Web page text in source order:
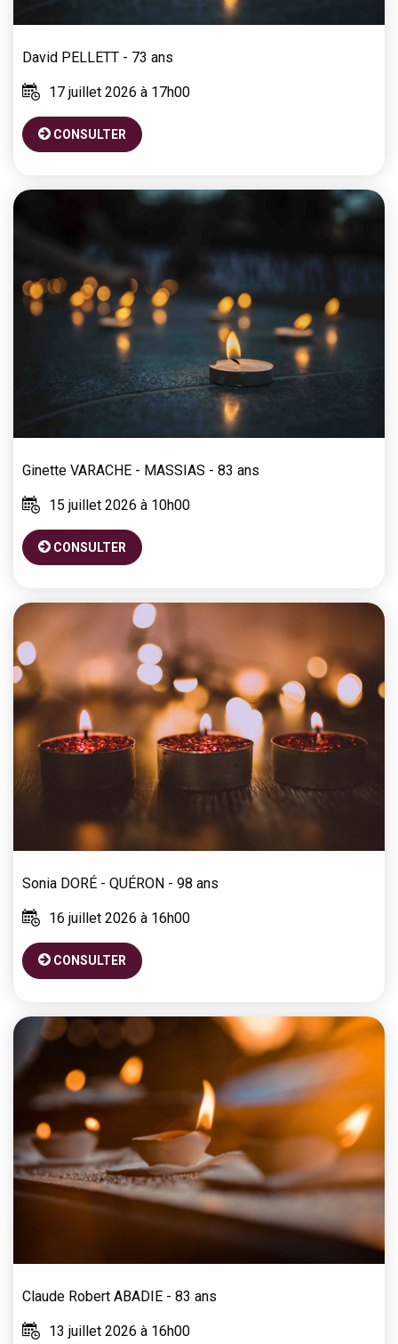
David PELLETT - 73 ans
17 juillet 2026 à 17h00
CONSULTER
Ginette VARACHE - MASSIAS - 83 ans
15 juillet 2026 à 10h00
CONSULTER
Sonia DORÉ - QUÉRON - 98 ans
16 juillet 2026 à 16h00
CONSULTER
Claude Robert ABADIE - 83 ans
13 juillet 2026 à 16h00